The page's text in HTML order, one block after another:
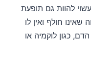
להוות גם תופעת
חולף ואין לו
כגון לוקמיה או